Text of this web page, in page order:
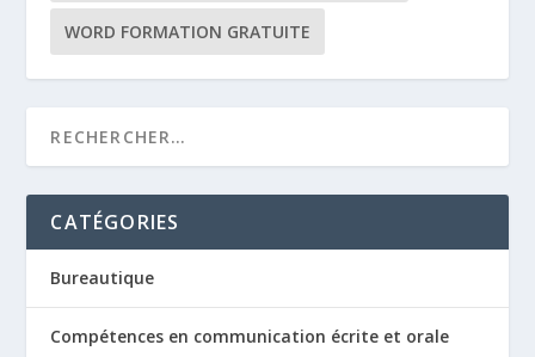
WORD FORMATION GRATUITE
CATÉGORIES
Bureautique
Compétences en communication écrite et orale